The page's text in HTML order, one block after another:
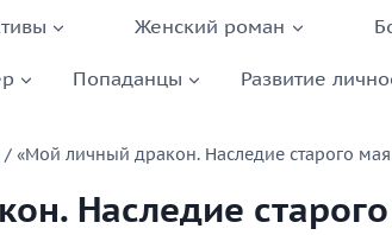
Женский роман
Попаданцы Развитие
/ «Мой личный дракон. Наследие старого
Наследие